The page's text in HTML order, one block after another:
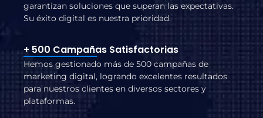
garantizan soluciones que superan las expectativas.
Su éxito digital es nuestra prioridad.
+ 500 Campañas Satisfactorias
Hemos gestionado más de 500 campañas de
marketing digital, logrando excelentes resultados
para nuestros clientes en diversos sectores y
plataformas.